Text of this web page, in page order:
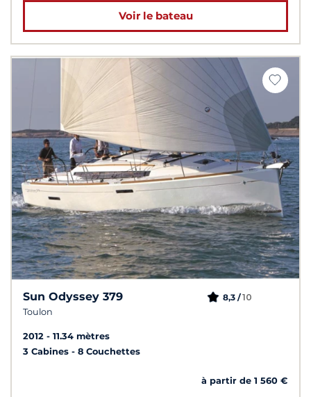
Voir le bateau
Sun Odyssey 379
Toulon
8,3 /10
2012
11.34 mètres
3 Cabines
8 Couchettes
à partir de 1 560 €